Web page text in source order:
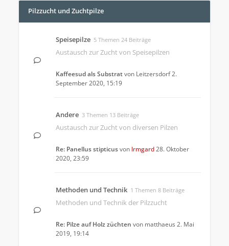
Pilzzucht und Zuchtpilze
Speisepilze 5 Themen 24 Beiträge
Austausch zur Zucht von Speisepilzen
Kaffeesud als Substratvon Leitzersdorf2.
September 2020, 15:19
Andere 3 Themen 13 Beiträge
Austausch zur Zucht von diversen Pilzen
Re: Panellus stipticusvon Irmgard28. Oktober
2020, 23:59
Methoden und Technik 1 Themen 8 Beiträge
Methoden und Technik der Pilzzucht
Re: Pilze auf Holz züchten von matthaeus 2. Mai
2019, 19:14